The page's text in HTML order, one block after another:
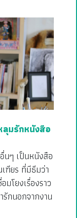
มรักหนังสือ
นๆ เป็นหนังสือ
ฑียร ที่มีธีมว่า
โยงเรื่องราว
กนอกจากงาน